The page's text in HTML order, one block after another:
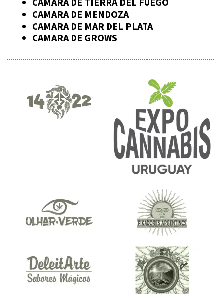
CAMARA DE MENDOZA
CAMARA DE MAR DEL PLATA
CAMARA DE GROWS